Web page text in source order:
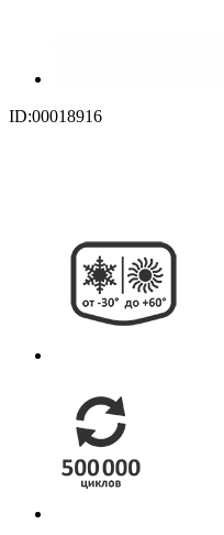
ID:00018916